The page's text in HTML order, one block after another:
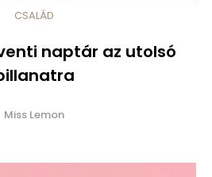
CSALÁD
naptár az utolsó
Miss Lemon